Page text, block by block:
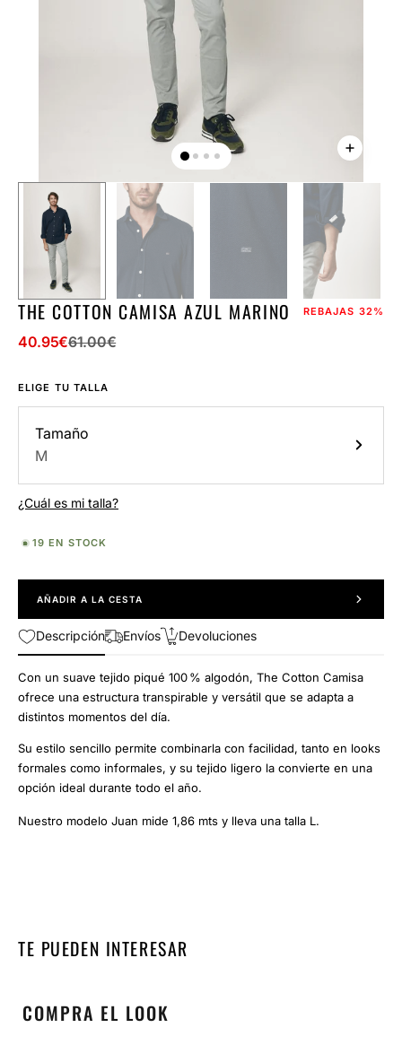
vista
de
galería
THE COTTON CAMISA AZUL MARINO REBAJAS 32%
Precio
venta
40.95€
Precio
61.00€
ELIGE TU TALLA
Tamaño
M
¿Cuál es mi talla?
19 EN STOCK
AÑADIR A LA CESTA
Descripción Envíos Devoluciones
Con un suave tejido piqué 100 % algodón, The Cotton Camisa
ofrece una estructura transpirable y versátil que se adapta a
distintos momentos del día.
Su estilo sencillo permite combinarla con facilidad, tanto en looks
formales como informales, y su tejido ligero la convierte en una
opción ideal durante todo el año.
Nuestro modelo Juan mide 1,86 mts y lleva una talla L.
TE PUEDEN INTERESAR
COMPRA EL LOOK